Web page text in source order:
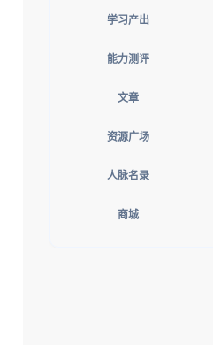
学习产出
能力测评
文章
资源广场
人脉名录
商城